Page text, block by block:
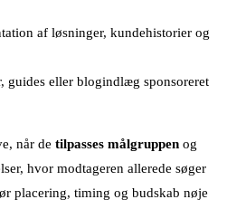
af løsninger, kundehistorier og
guides eller blogindlæg sponsoreret
når de tilpasses målgruppen og
hvor modtageren allerede søger
placering, timing og budskab nøje